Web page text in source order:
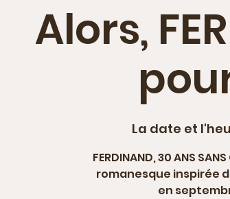
Alors,
La date et
FERDINAND, 30 ANS
romanesque inspirée
en